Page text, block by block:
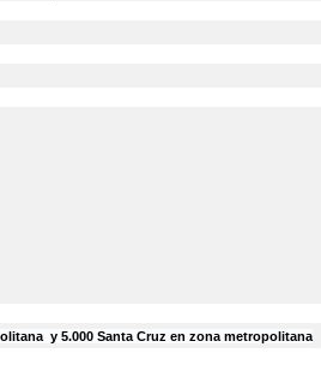
TU
Edición actual:
130 × 37 mm —190 €—
y 5.000 Santa Cruz en zona metropolitana